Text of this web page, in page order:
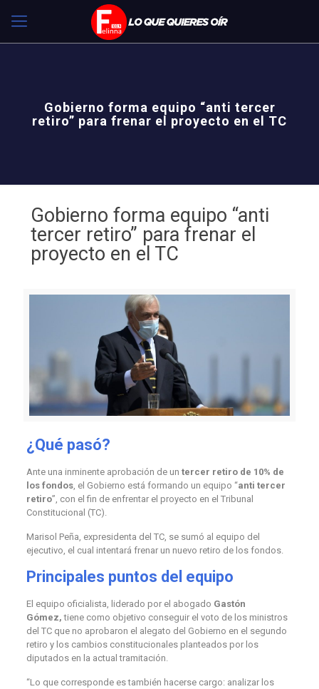
Gobierno forma equipo “anti tercer
retiro” para frenar el proyecto en el TC
Gobierno forma equipo “anti
tercer retiro” para frenar el
proyecto en el TC
¿Qué pasó?
Ante una inminente aprobación de un tercer retiro de 10% de
los fondos, el Gobierno está formando un equipo “anti tercer
retiro”, con el fin de enfrentar el proyecto en el Tribunal
Constitucional (TC).
Marisol Peña, expresidenta del TC, se sumó al equipo del
ejecutivo, el cual intentará frenar un nuevo retiro de los fondos.
Principales puntos del equipo
El equipo oficialista, liderado por el abogado Gastón
Gómez, tiene como objetivo conseguir el voto de los ministros
del TC que no aprobaron el alegato del Gobierno en el segundo
retiro y los cambios constitucionales planteados por los
diputados en la actual tramitación.
“Lo que corresponde es también hacerse cargo: analizar los